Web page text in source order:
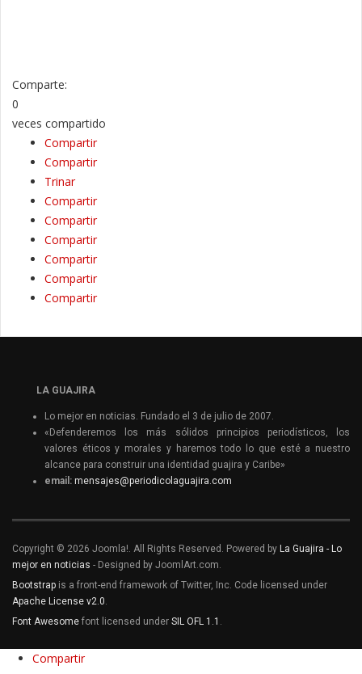
Comparte:
0
veces compartido
Compartir
Compartir
Trinar
Compartir
Compartir
Compartir
Compartir
Compartir
Compartir
LA GUAJIRA
Lo mejor en noticias. Fundado el 3 de julio de 2007.
«Defenderemos los más sólidos principios periodísticos, los
valores éticos y morales y haremos todo lo que esté a nuestro
alcance para construir una identidad guajira y Caribe»
email: mensajes@periodicolaguajira.com
Copyright © 2026 Joomla!. All Rights Reserved. Powered by La Guajira - Lo
mejor en noticias - Designed by JoomlArt.com.
Bootstrap is a front-end framework of Twitter, Inc. Code licensed under
Apache License v2.0
Font Awesome font licensed under SIL OFL 1.1
Compartir